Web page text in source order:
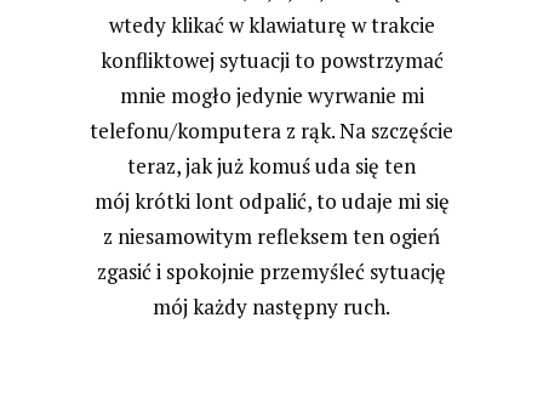
wtedy klikać w klawiaturę w trakcie
konfliktowej sytuacji to powstrzymać
mnie mogło jedynie wyrwanie mi
telefonu/komputera z rąk. Na szczęście
teraz, jak już komuś uda się ten
mój krótki lont odpalić, to udaje mi się
z niesamowitym refleksem ten ogień
zgasić i spokojnie przemyśleć sytuację
mój każdy następny ruch.